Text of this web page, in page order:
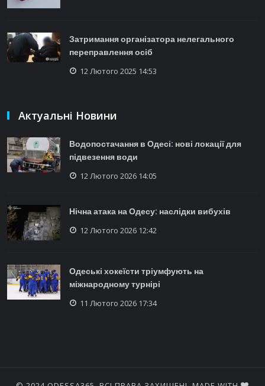
Затримання організатора нелегального
переправлення осіб
12 Лютого 2025 14:53
Актуальні Новини
Водопостачання в Одесі: нові локації для
підвезення води
12 Лютого 2026 14:05
Нічна атака на Одесу: наслідки вибухів
12 Лютого 2026 12:42
Одеські хокеїсти тріумфують на
міжнародному турнірі
11 Лютого 2026 17:34